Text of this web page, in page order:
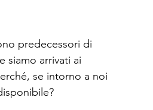
predecessori di
siamo arrivati ai
se intorno a noi